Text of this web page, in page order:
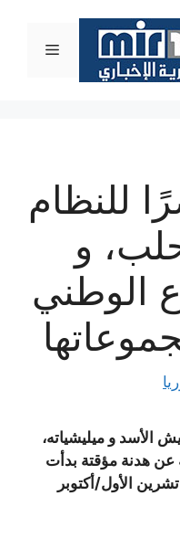
القائمة
عنصرًا للنظام
و
الوطني
الأسد و ميليشياته،
عن هدنة مؤقتة بدأت
الساعة العاشرة صباح الثلاثاء 18 تشرين الأول/أكتوبر